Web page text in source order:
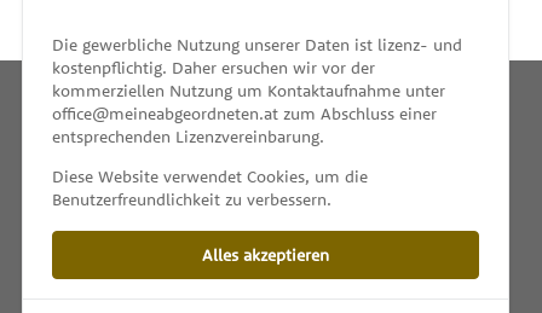
IMPRESSUM & KONTAKT
Die gewerbliche Nutzung unserer Daten ist lizenz- und
kostenpflichtig. Daher ersuchen wir vor der
kommerziellen Nutzung um Kontaktaufnahme unter
office@meineabgeordneten.at zum Abschluss einer
entsprechenden Lizenzvereinbarung.
Diese Website verwendet Cookies, um die
Benutzerfreundlichkeit zu verbessern.
Alles akzeptieren